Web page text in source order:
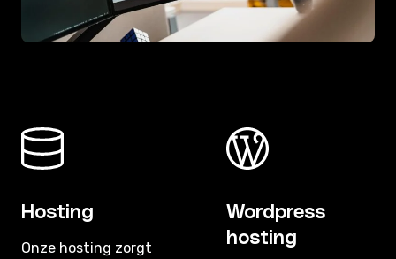
Hosting
Onze hosting zorgt
Wordpress
hosting